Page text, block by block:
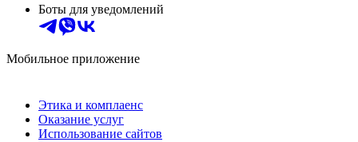
Боты для уведомлений
Мобильное приложение
Этика и комплаенс
Оказание услуг
Использование сайтов